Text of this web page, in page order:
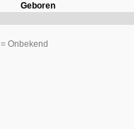
Geboren
= Onbekend